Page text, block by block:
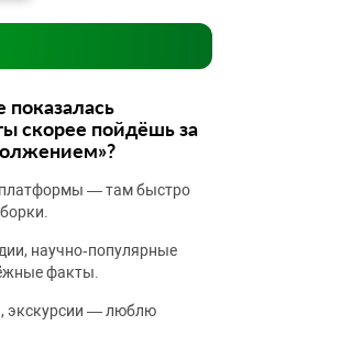
показалась
скорее пойдёшь за
— там быстро
научно‑популярные
факты.
экскурсии — люблю